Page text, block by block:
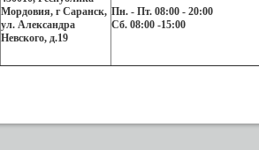
Мордовия, г Саранск,
ул. Александра
Невского, д.19
Пн. - Пт. 08:00 - 20:00
Сб. 08:00 -15:00